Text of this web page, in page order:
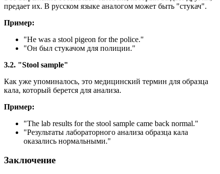
предает их. В русском языке аналогом может быть "стукач".
Пример:
"He was a stool pigeon for the police."
"Он был стукачом для полиции."
3.2. "Stool sample"
Как уже упоминалось, это медицинский термин для образца
кала, который берется для анализа.
Пример:
"The lab results for the stool sample came back normal."
"Результаты лабораторного анализа образца кала
оказались нормальными."
Заключение